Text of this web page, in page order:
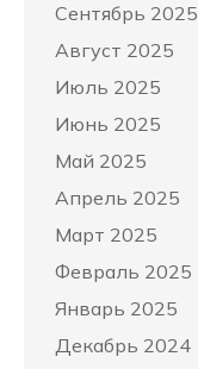
Сентябрь 2025
Август 2025
Июль 2025
Июнь 2025
Май 2025
Апрель 2025
Март 2025
Февраль 2025
Январь 2025
Декабрь 2024